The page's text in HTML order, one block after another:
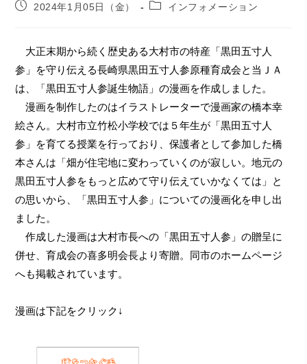
2024年1月05日（金） インフォメーション
大正末期から続く歴史ある大村市の特産「黒田五寸人
参」を守り伝える長崎県黒田五寸人参原種育成会と当ＪＡ
は、「黒田五寸人参誕生物語」の漫画を作成しました。
漫画を制作したのはイラストレーターで漫画家の橋本幸
絵さん。大村市立竹松小学校では５年生が「黒田五寸人
参」を育てる授業を行っており、保護者として参加した橋
本さんは「畑が住宅地に変わっていくのが寂しい。地元の
黒田五寸人参をもっと広めて守り伝えていかなくては」と
の思いから、「黒田五寸人参」についての漫画化を申し出
ました。
作成した漫画は大村市長への「黒田五寸人参」の贈呈に
併せ、育成会の喜多明会長より寄贈。同市のホームページ
へも掲載されています。
漫画は下記をクリック↓